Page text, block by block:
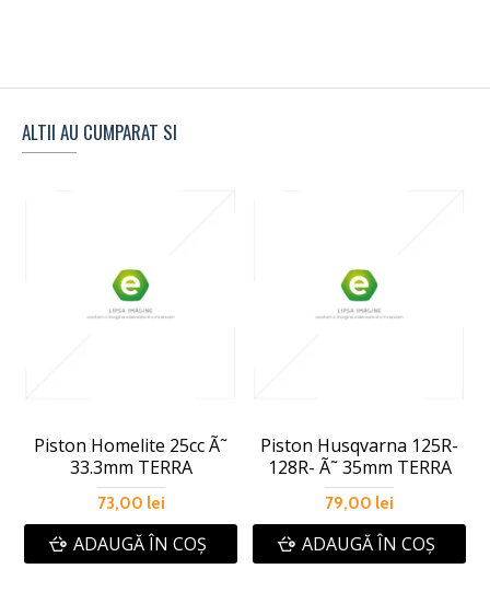
ALTII AU CUMPARAT SI
Piston Homelite 25cc Ã˜
33.3mm TERRA
73,00 lei
ADAUGĂ ÎN COŞ
Piston Husqvarna 125R-
128R- Ã˜ 35mm TERRA
79,00 lei
ADAUGĂ ÎN COŞ